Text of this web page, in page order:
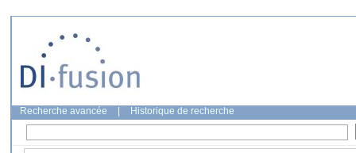
Recherche avancée Historique de recherche